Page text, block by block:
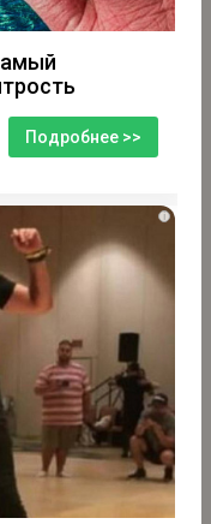
Подробнее >>
i